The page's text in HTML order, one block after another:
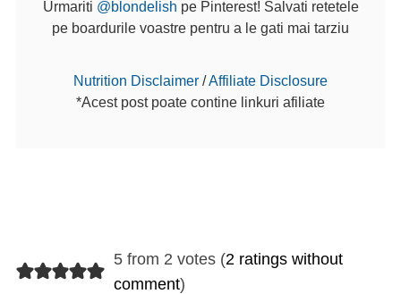
Urmariti @blondelish pe Pinterest! Salvati retetele
pe boardurile voastre pentru a le gati mai tarziu
Nutrition Disclaimer /Affiliate Disclosure
*Acest post poate contine linkuri afiliate
5 from 2 votes (2 ratings without
comment)